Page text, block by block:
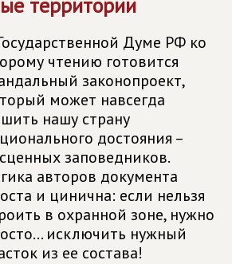
Думе РФ ко
чтению готовится
законопроект,
может навсегда
нашу страну
достояния –
заповедников.
авторов документа
и цинична: если нельзя
в охранной зоне, нужно
исключить нужный
из ее состава!